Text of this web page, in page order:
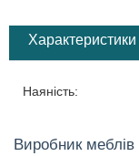
Характеристики
Наяність:
Виробник меблів